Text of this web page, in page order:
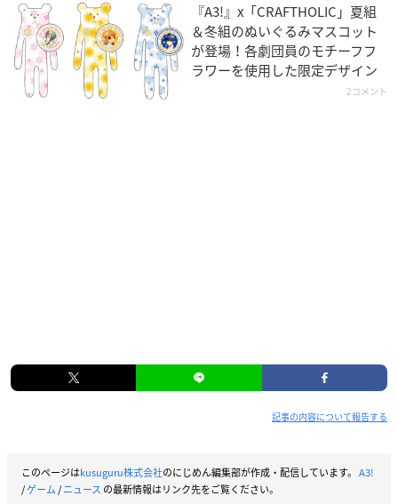
『A3!』x「CRAFTHOLIC」夏組
＆冬組のぬいぐるみマスコット
が登場！各劇団員のモチーフフ
ラワーを使用した限定デザイン
2コメント
記事の内容について報告する
このページはkusuguru株式会社のにじめん編集部が作成・配信しています。 A3!
/ゲーム/ニュース の最新情報はリンク先をご覧ください。